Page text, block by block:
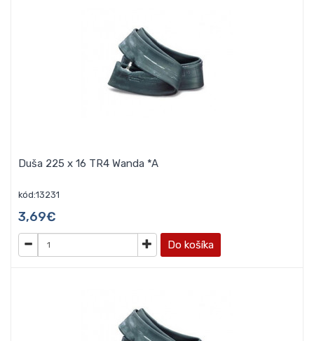
Duša 225 x 16 TR4 Wanda *A
kód:13231
3,69€
Do košíka